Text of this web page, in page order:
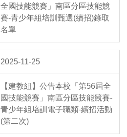
全國技能競賽」南區分區技能競
賽-青少年組培訓甄選(續招)錄取
名單
2025-11-25
【建教組】公告本校「第56屆全
國技能競賽」南區分區技能競賽-
青少年組培訓電子職類-續招活動
(第二次)